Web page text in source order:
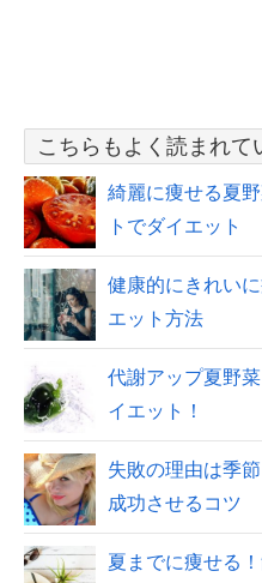
こちらもよく読まれて
綺麗に痩せる夏
トでダイエット
健康的にきれい
エット方法
代謝アップ夏野
イエット！
失敗の理由は季
成功させるコツ
夏までに痩せる